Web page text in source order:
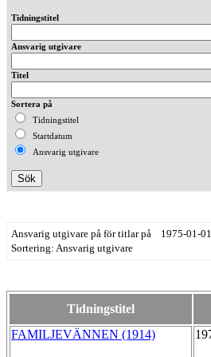
Tidningstitel
Ansvarig utgivare
Titel
Sortera på
Tidningstitel
Startdatum
Ansvarig utgivare
Ansvarig utgivare på för titlar på 1975-01-
Sortering: Ansvarig utgivare
Tidningstitel
FAMILJEVÄNNEN (1914)